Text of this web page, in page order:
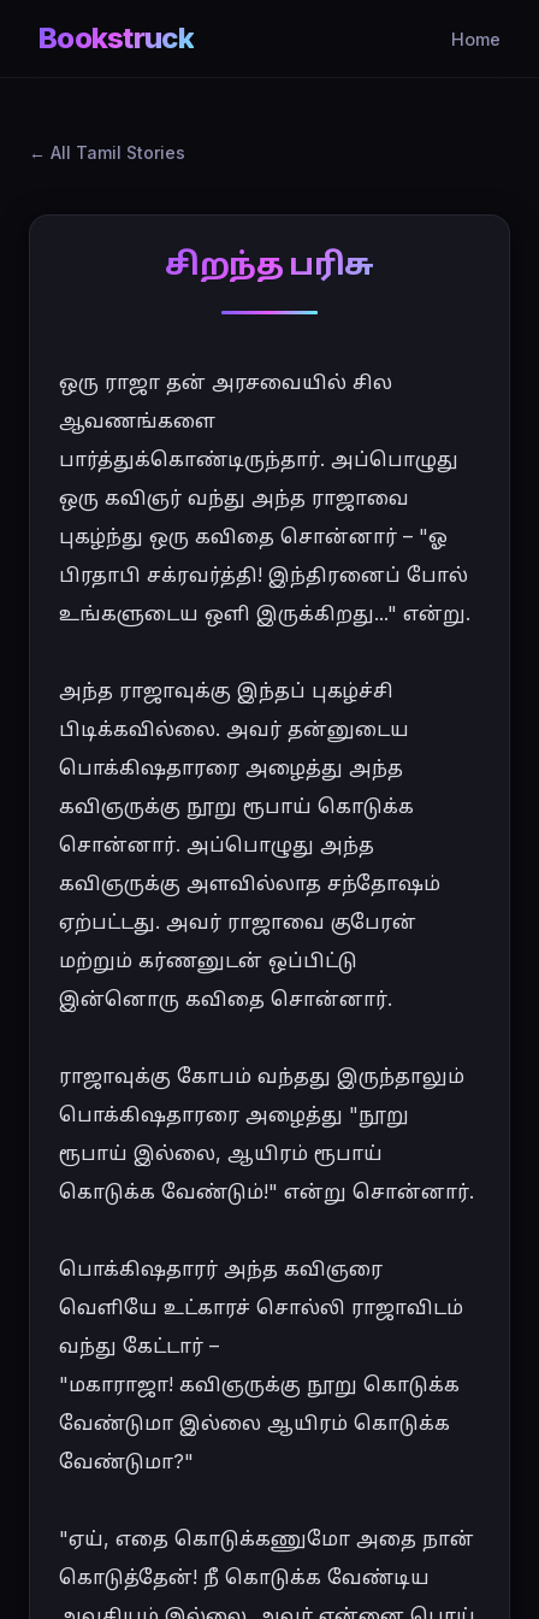
Bookstruck Home
All Tamil Stories
சிறந்த பரிசு
ஒரு ராஜா தன் அரசவையில் சில
ஆவணங்களை
பார்த்துக்கொண்டிருந்தார். அப்பொழுது
ஒரு கவிஞர் வந்து அந்த ராஜாவை
புகழ்ந்து ஒரு கவிதை சொன்னார் – "ஓ
பிரதாபி சக்ரவர்த்தி! இந்திரனைப் போல்
உங்களுடைய ஒளி இருக்கிறது..." என்று.
அந்த ராஜாவுக்கு இந்தப் புகழ்ச்சி
பிடிக்கவில்லை. அவர் தன்னுடைய
பொக்கிஷதாரரை அழைத்து அந்த
கவிஞருக்கு நூறு ரூபாய் கொடுக்க
சொன்னார். அப்பொழுது அந்த
கவிஞருக்கு அளவில்லாத சந்தோஷம்
ஏற்பட்டது. அவர் ராஜாவை குபேரன்
மற்றும் கர்ணனுடன் ஒப்பிட்டு
இன்னொரு கவிதை சொன்னார்.
ராஜாவுக்கு கோபம் வந்தது இருந்தாலும்
பொக்கிஷதாரரை அழைத்து "நூறு
ரூபாய் இல்லை, ஆயிரம் ரூபாய்
கொடுக்க வேண்டும்!" என்று சொன்னார்.
பொக்கிஷதாரர் அந்த கவிஞரை
வெளியே உட்காரச் சொல்லி ராஜாவிடம்
வந்து கேட்டார் –
"மகாராஜா! கவிஞருக்கு நூறு கொடுக்க
வேண்டுமா இல்லை ஆயிரம் கொடுக்க
வேண்டுமா?"
"ஏய், எதை கொடுக்கணுமோ அதை நான்
கொடுத்தேன்! நீ கொடுக்க வேண்டிய